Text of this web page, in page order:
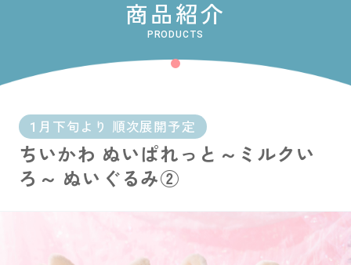
よくある質問
会社概要
採用情報
商品紹介
PRODUCTS
1月下旬より 順次展開予定
ちいかわ ぬいぱれっと～ミルクい
ろ～ ぬいぐるみ②